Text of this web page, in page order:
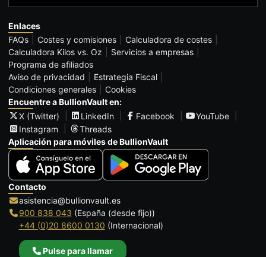
Enlaces
FAQs
Costes y comisiones
Calculadora de costes
Calculadora Kilos vs. Oz
Servicios a empresas
Programa de afiliados
Aviso de privacidad
Estrategia Fiscal
Condiciones generales
Cookies
Encuentre a BullionVault en:
X (Twitter)
LinkedIn Facebook
YouTube
Instagram
Threads
Aplicación para móviles de BullionVault
Contacto
asistencia@bullionvault.es
900 838 043 (España (desde fijo))
+44 (0)20 8600 0130 (Internacional)
Pulse para llamar